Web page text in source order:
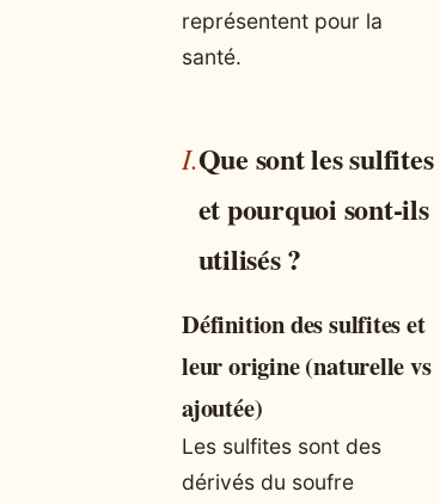
représentent pour la
santé.
Que sont les sulfites
et pourquoi sont-ils
utilisés ?
Définition des sulfites et
leur origine (naturelle vs
ajoutée)
Les sulfites sont des
dérivés du soufre